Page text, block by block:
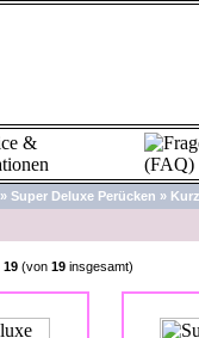
» Super Deluxe Perücken » Kurz
19 (von 19 insgesamt)